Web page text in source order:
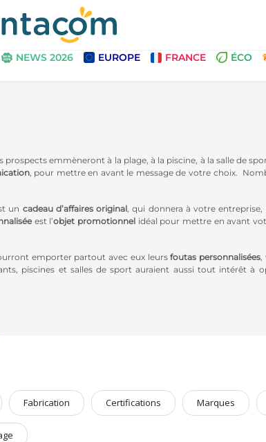
NEWS 2026 EUROPE FRANCE ÉCO
prospects emmèneront à la plage, à la piscine, à la salle de
, pour mettre en avant le message de votre choix.
un cadeau d’affaires original , qui donnera à votre
est l’objet promotionnel idéal pour mettre en avant
emporter partout avec eux leursfoutas personnalisées
piscines et salles de sport auraient aussi tout intérêt à
vers une
Fabrication Certifications Marques